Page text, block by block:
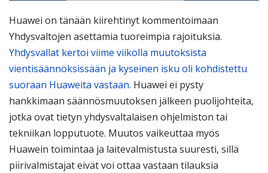
Huawei on tänään kiirehtinyt kommentoimaan
Yhdysvaltojen asettamia tuoreimpia rajoituksia.
Yhdysvallat kertoi viime viikolla muutoksista
vientisäännöksissään ja kyseinen isku oli kohdistettu
suoraan Huaweita vastaan. Huawei ei pysty
hankkimaan säännösmuutoksen jälkeen puolijohteita,
jotka ovat tietyn yhdysvaltalaisen ohjelmiston tai
tekniikan lopputuote. Muutos vaikeuttaa myös
Huawein toimintaa ja laitevalmistusta suuresti, sillä
piirivalmistajat eivät voi ottaa vastaan tilauksia